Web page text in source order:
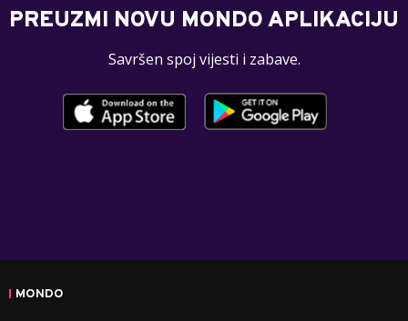
PREUZMI NOVU MONDO APLIKACIJU
Savršen spoj vijesti i zabave.
MONDO